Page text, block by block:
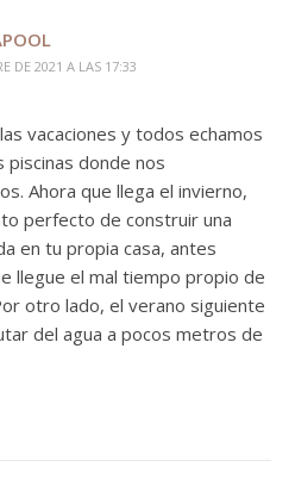
DE 2021 A LAS 17:33
vacaciones y todos echamos
piscinas donde nos
Ahora que llega el invierno,
perfecto de construir una
en tu propia casa, antes
llegue el mal tiempo propio de
otro lado, el verano siguiente
del agua a pocos metros de